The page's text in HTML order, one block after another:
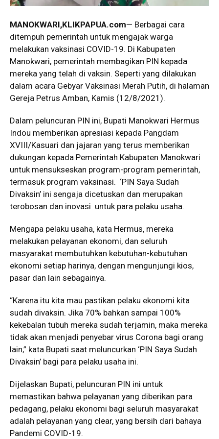
MANOKWARI,KLIKPAPUA.com— Berbagai cara
ditempuh pemerintah untuk mengajak warga
melakukan vaksinasi COVID-19. Di Kabupaten
Manokwari, pemerintah membagikan PIN kepada
mereka yang telah di vaksin. Seperti yang dilakukan
dalam acara Gebyar Vaksinasi Merah Putih, di halaman
Gereja Petrus Amban, Kamis (12/8/2021).
Dalam peluncuran PIN ini, Bupati Manokwari Hermus
Indou memberikan apresiasi kepada Pangdam
XVIII/Kasuari dan jajaran yang terus memberikan
dukungan kepada Pemerintah Kabupaten Manokwari
untuk mensukseskan program-program pemerintah,
termasuk program vaksinasi. ‘PIN Saya Sudah
Divaksin’ ini sengaja dicetuskan dan merupakan
terobosan dan inovasi untuk para pelaku usaha.
Mengapa pelaku usaha, kata Hermus, mereka
melakukan pelayanan ekonomi, dan seluruh
masyarakat membutuhkan kebutuhan-kebutuhan
ekonomi setiap harinya, dengan mengunjungi kios,
pasar dan lain sebagainya.
“Karena itu kita mau pastikan pelaku ekonomi kita
sudah divaksin. Jika 70% bahkan sampai 100%
kekebalan tubuh mereka sudah terjamin, maka mereka
tidak akan menjadi penyebar virus Corona bagi orang
lain,” kata Bupati saat meluncurkan ‘PIN Saya Sudah
Divaksin’ bagi para pelaku usaha ini.
Dijelaskan Bupati, peluncuran PIN ini untuk
memastikan bahwa pelayanan yang diberikan para
pedagang, pelaku ekonomi bagi seluruh masyarakat
adalah pelayanan yang clear, yang bersih dari bahaya
Pandemi COVID-19.